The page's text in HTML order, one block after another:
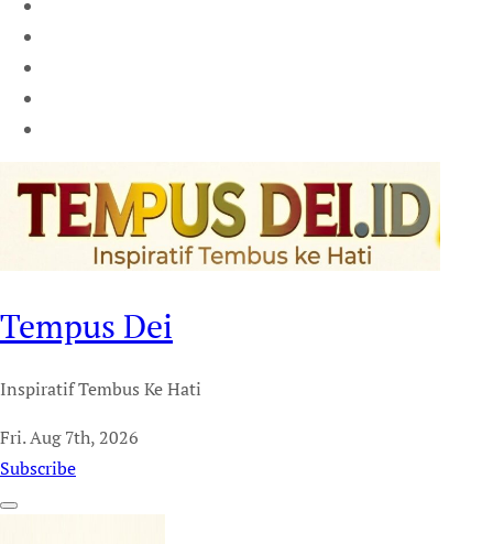
Tempus Dei
Inspiratif Tembus Ke Hati
Fri. Aug 7th, 2026
Subscribe